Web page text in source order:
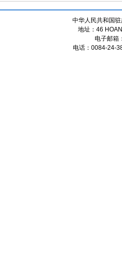
中华人民共和国
地址：46
电子邮箱
电话：0084-24-